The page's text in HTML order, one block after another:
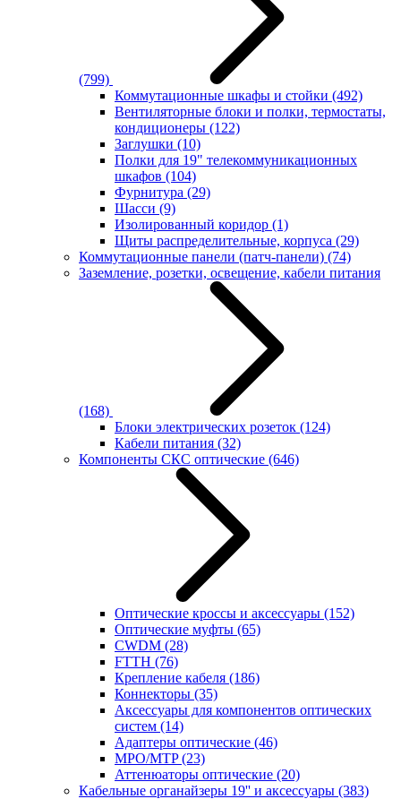
(799)
Коммутационные шкафы и стойки (492)
Вентиляторные блоки и полки, термостаты,
кондиционеры (122)
Заглушки (10)
Полки для 19" телекоммуникационных
шкафов (104)
Фурнитура (29)
Шасси (9)
Изолированный коридор (1)
Щиты распределительные, корпуса (29)
Коммутационные панели (патч-панели) (74)
Заземление, розетки, освещение, кабели питания
(168)
Блоки электрических розеток (124)
Кабели питания (32)
Компоненты СКС оптические (646)
Оптические кроссы и аксессуары (152)
Оптические муфты (65)
CWDM (28)
FTTH (76)
Крепление кабеля (186)
Коннекторы (35)
Аксессуары для компонентов оптических
систем (14)
Адаптеры оптические (46)
MPO/MTP(23)
Аттенюаторы оптические (20)
Кабельные органайзеры 19'' и аксессуары (383)